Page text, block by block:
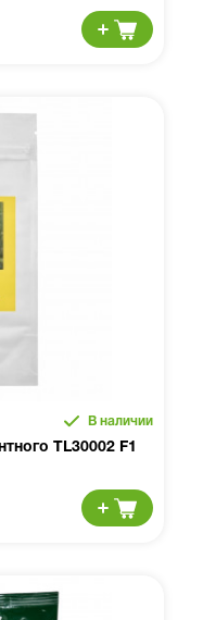
В наличии
TL30002 F1